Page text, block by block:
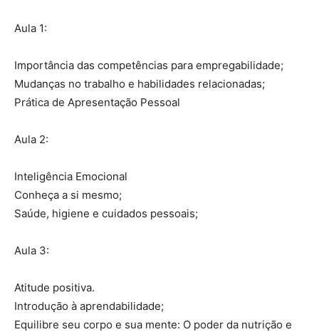
Aula 1:
Importância das competências para empregabilidade;
Mudanças no trabalho e habilidades relacionadas;
Prática de Apresentação Pessoal
Aula 2:
Inteligência Emocional
Conheça a si mesmo;
Saúde, higiene e cuidados pessoais;
Aula 3:
Atitude positiva.
Introdução à aprendabilidade;
Equilibre seu corpo e sua mente: O poder da nutrição e